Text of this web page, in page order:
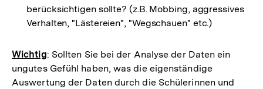
berücksichtigen sollte? (z.B. Mobbing, aggressives
Verhalten, "Lästereien", "Wegschauen" etc.)
Wichtig: Sollten Sie bei der Analyse der Daten ein
ungutes Gefühl haben, was die eigenständige
Auswertung der Daten durch die Schülerinnen und